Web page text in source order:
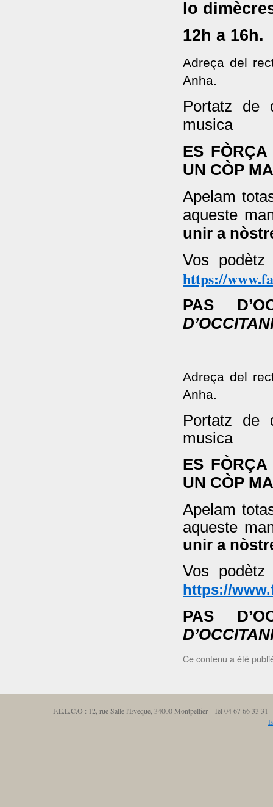
lo
12h a 16h.
Adreça del
Anha.
Portatz de
musica
ES
UN CÒP
Apelam
aqueste
unir a
Vos
https://
PAS
Adreça del
Anha.
Portatz de
musica
ES
UN CÒP
Apelam
aqueste
unir a
Vos
https://
PAS
Ce contenu a été
F.E.L.C.O : 12, rue Salle l'Eveque, 34000 Montpellier - Tel 04 67 66 33